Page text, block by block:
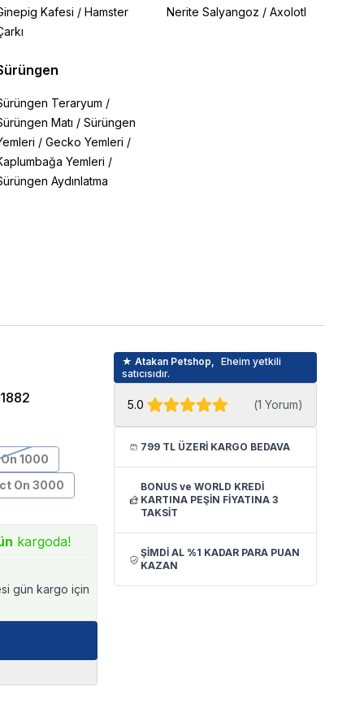
Kafesi / Hamster
Teraryum /
Matı / Sürüngen
/ Gecko Yemleri /
Yemleri /
Aydınlatma
Nerite Salyangoz /Axolotl
1000
On 3000
kargoda!
gün kargo için
★ Atakan Petshop,
Eheim yetkili
satıcısıdır.
5.0 (1 Yorum)
799 TL ÜZERİ KARGO BEDAVA
BONUS ve WORLD KREDİ
KARTINA PEŞİN FİYATINA 3
TAKSİT
ŞİMDİ AL %1 KADAR PARA PUAN
KAZAN